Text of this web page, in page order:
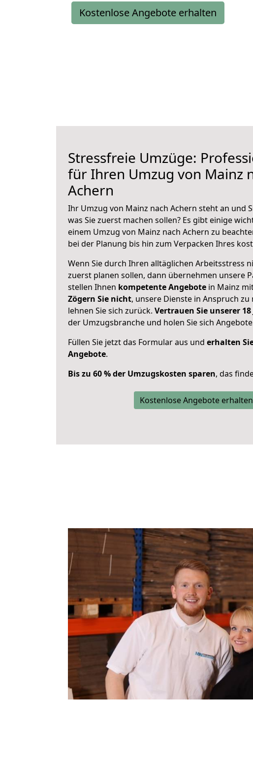
Kostenlose Angebote erhalten
Stressfreie Umzüge:
für Ihren Umzug von Mainz
Achern
Ihr Umzug von Mainz nach Achern steht an und
was Sie zuerst machen sollen? Es gibt einige
einem Umzug von Mainz nach Achern zu
bei der Planung bis hin zum Verpacken Ihres
Wenn Sie durch Ihren alltäglichen Arbeitsstress
zuerst planen sollen, dann übernehmen unsere
stellen Ihnen kompetente Angebote in Mainz
Zögern Sie nicht, unsere Dienste in Anspruch zu
lehnen Sie sich zurück. Vertrauen Sie unserer
der Umzugsbranche und holen Sie sich
Füllen Sie jetzt das Formular aus und erhalten
Angebote.
Bis zu 60 % der Umzugskosten sparen, das
Kostenlose Angebote erhalten